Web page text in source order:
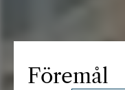
Föremål